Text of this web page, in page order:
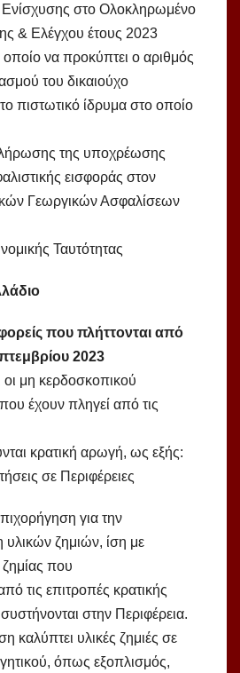
στο Ολοκληρωμένο
& Ελέγχου έτους 2023
να προκύπτει ο αριθμός
του δικαιούχο
πιστωτικό ίδρυμα στο οποίο
της υποχρέωσης
εισφοράς στον
Γεωργικών Ασφαλίσεων
Ταυτότητας
φορείς που πλήττονται από
2023
οι μη κερδοσκοπικού
έχουν πληγεί από τις
κρατική αρωγή, ως εξής:
σε Περιφέρειες
για την
υλικών ζημιών, ίση με
που
τις επιτροπές κρατικής
στην Περιφέρεια.
καλύπτει υλικές ζημιές σε
όπως εξοπλισμός,